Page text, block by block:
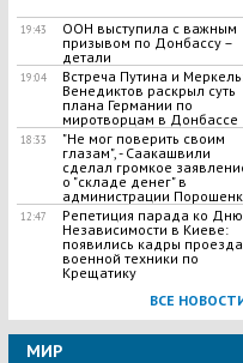
19:43
ООН выступила с важным
призывом по Донбассу –
детали
19:04
Встреча Путина и
Венедиктов раскрыл суть
плана Германии по
миротворцам в Донбассе
18:33
"Не мог поверить своим
глазам", - Саакашвили
сделал громкое
о "складе денег" в
администрации
12:47
Репетиция парада ко Дню
Независимости в Киеве:
появились кадры проезда
военной техники по
Крещатику
ВСЕ
МИР